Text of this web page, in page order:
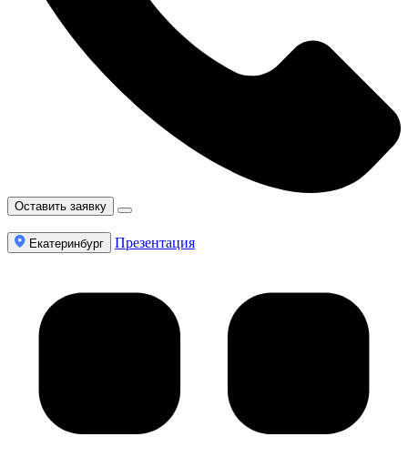
Оставить заявку
Екатеринбург Презентация